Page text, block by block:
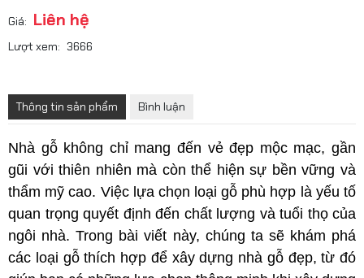
Giá: Liên hệ
Lượt xem: 3666
Thông tin sản phẩm Bình luận
Nhà gỗ không chỉ mang đến vẻ đẹp mộc mạc, gần
gũi với thiên nhiên mà còn thể hiện sự bền vững và
thẩm mỹ cao. Việc lựa chọn loại gỗ phù hợp là yếu tố
quan trọng quyết định đến chất lượng và tuổi thọ của
ngôi nhà. Trong bài viết này, chúng ta sẽ khám phá
các loại gỗ thích hợp để xây dựng nhà gỗ đẹp, từ đó